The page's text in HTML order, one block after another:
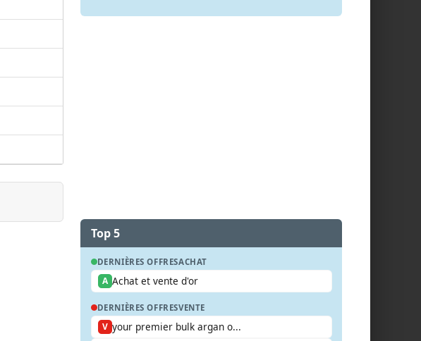
Top 5
DERNIÈRES OFFRESACHAT
A Achat et vente d'or
DERNIÈRES OFFRESVENTE
V your premier bulk argan o...